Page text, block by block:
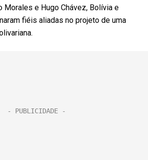
Morales e Hugo Chávez, Bolívia e
fiéis aliadas no projeto de uma